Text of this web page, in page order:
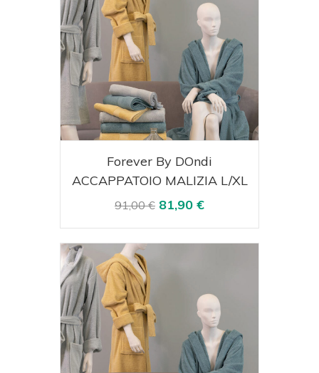
Acquista Visualizza
Forever By DOndi
ACCAPPATOIO MALIZIA L/XL
91,00 € 81,90 €